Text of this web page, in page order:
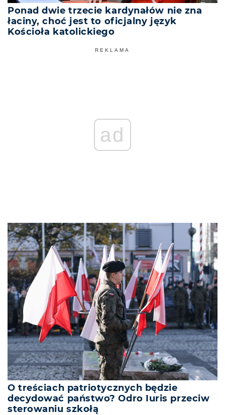
Ponad dwie trzecie kardynałów nie zna
łaciny, choć jest to oficjalny język
Kościoła katolickiego
REKLAMA
ad
O treściach patriotycznych będzie
decydować państwo? Odro Iuris przeciw
sterowaniu szkołą